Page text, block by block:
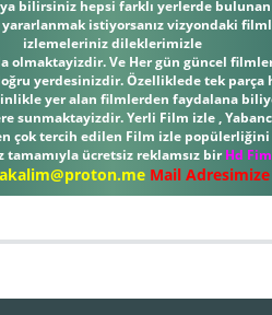
bilirsiniz hepsi farklı yerlerde
istiyorsanız vizyondaki
izlemeleriniz dileklerimizle
olmaktayizdir. Ve Her gün güncel
yerdesinizdir. Özelliklede tek
yer alan filmlerden faydalana
sunmaktayizdir. Yerli Film izle ,
çok tercih edilen Film izle
ücretsiz reklamsız birHd
Mail